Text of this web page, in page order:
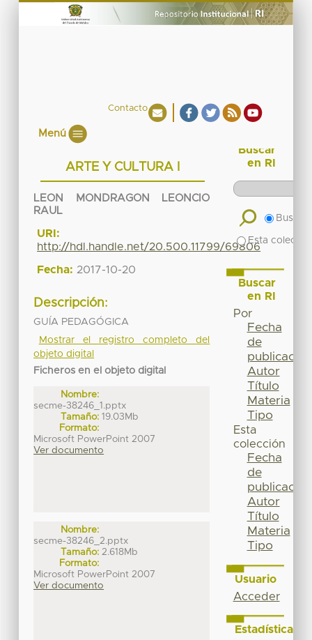
Contacto
Menú
ARTE Y CULTURA I
LEON MONDRAGON LEONCIO
RAUL
URI:
http://hdl.handle.net/20.500.11799/69806
Fecha: 2017-10-20
Descripción:
GUÍA PEDAGÓGICA
Mostrar el registro completo del
objeto digital
Ficheros en el objeto digital
Nombre:
secme-38246_1.pptx
Tamaño: 19.03Mb
Formato:
Microsoft PowerPoint 2007
Ver documento
Nombre:
secme-38246_2.pptx
Tamaño: 2.618Mb
Formato:
Microsoft PowerPoint 2007
Ver documento
Buscar
en RI
Buscar
Esta
Buscar
en RI
Por
Fecha
de
publicación
Autor
Título
Materia
Tipo
Esta
colección
Fecha
de
publicación
Autor
Título
Materia
Tipo
Usuario
Acceder
Estadísticas